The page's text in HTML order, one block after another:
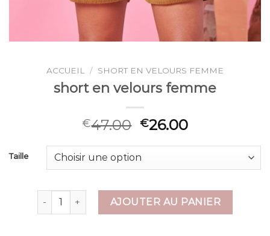
ACCUEIL / SHORT EN VELOURS FEMME
short en velours femme
€47.00 €26.00
Taille
quantité de short en velours femme
AJOUTER AU PANIER